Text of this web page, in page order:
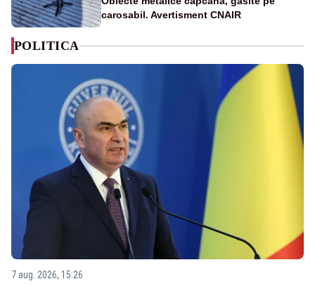
carosabil. Avertisment CNAIR
POLITICA
7 aug. 2026, 15:26